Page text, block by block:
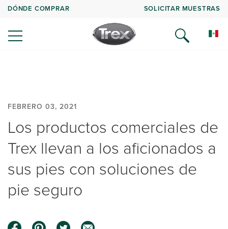
DÓNDE COMPRAR SOLICITAR MUESTRAS
FEBRERO 03, 2021
Los productos comerciales de
Trex llevan a los aficionados a
sus pies con soluciones de
pie seguro